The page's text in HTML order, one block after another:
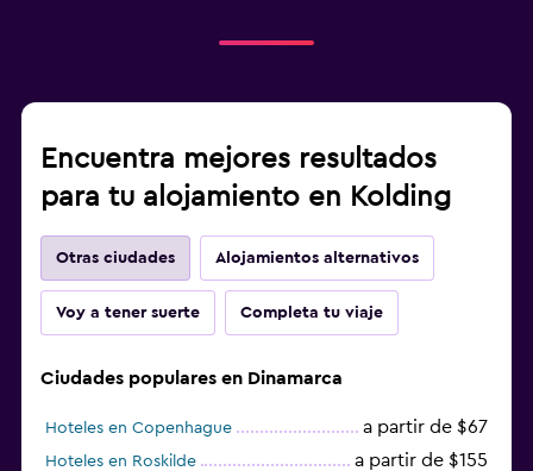
Encuentra mejores resultados
para tu alojamiento en Kolding
Otras ciudades Alojamientos alternativos
Voy a tener suerte Completa tu viaje
Ciudades populares en Dinamarca
Hoteles en Copenhague a partir de $67
Hoteles en Roskilde a partir de $155